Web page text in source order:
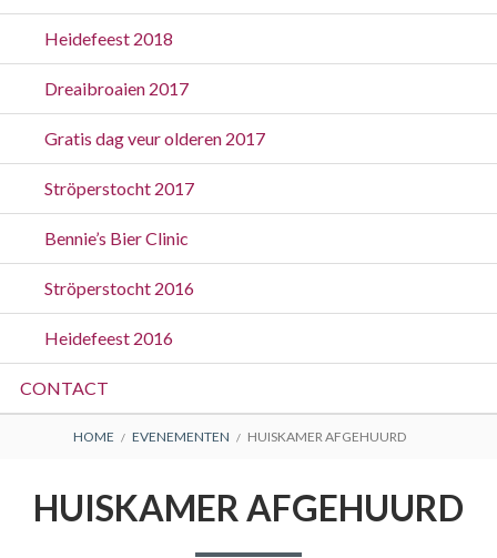
Heidefeest 2018
Dreaibroaien 2017
Gratis dag veur olderen 2017
Ströperstocht 2017
Bennie’s Bier Clinic
Ströperstocht 2016
Heidefeest 2016
CONTACT
BREADCRUMBS
HOME EVENEMENTEN HUISKAMER AFGEHUURD
HUISKAMER AFGEHUURD